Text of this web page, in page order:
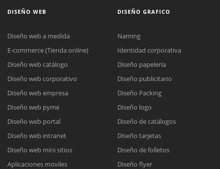
DISEÑO WEB
Diseño web a medida
E-commerce (Tienda online)
Diseño web catálogo
Diseño web corporativo
Diseño web empresa
Diseño web pyme
Diseño web portal
Diseño web intranet
Diseño web mini sitios
Aplicaciones moviles
DISEÑO GRAFICO
Naming
Identidad corporativa
Diseño papelería
Diseño publicitario
Diseño Packing
Diseño logo
Diseño de catálogos
Diseño tarjetas
Diseño de folletos
Diseño flyer